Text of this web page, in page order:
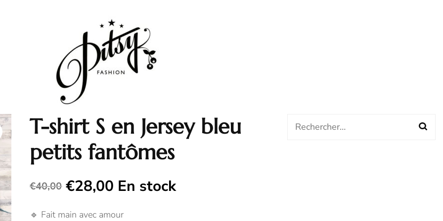
T-shirt S en Jersey bleu
petits fantômes
€40,00 Le
€28,00 Le
En stock
🔹 Fait main avec amour
Rechercher :